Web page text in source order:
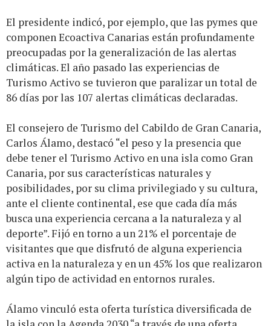
El presidente indicó, por ejemplo, que las pymes que
componen Ecoactiva Canarias están profundamente
preocupadas por la generalización de las alertas
climáticas. El año pasado las experiencias de
Turismo Activo se tuvieron que paralizar un total de
86 días por las 107 alertas climáticas declaradas.
El consejero de Turismo del Cabildo de Gran Canaria,
Carlos Álamo, destacó “el peso y la presencia que
debe tener el Turismo Activo en una isla como Gran
Canaria, por sus características naturales y
posibilidades, por su clima privilegiado y su cultura,
ante el cliente continental, ese que cada día más
busca una experiencia cercana a la naturaleza y al
deporte”. Fijó en torno a un 21% el porcentaje de
visitantes que que disfrutó de alguna experiencia
activa en la naturaleza y en un 45% los que realizaron
algún tipo de actividad en entornos rurales.
Álamo vinculó esta oferta turística diversificada de